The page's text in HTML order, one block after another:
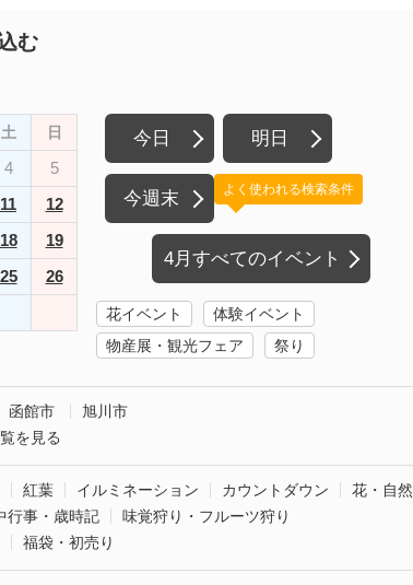
む
土 日
4
5
11
12
18
19
25
26
今日 明日
今週末
4月すべてのイベント
よく使われる検索条件
花イベント
体験イベント
物産展・観光フェア
祭り
函館市
旭川市
を見る
紅葉 イルミネーション カウントダウン
花・自然
行事・歳時記
味覚狩り・フルーツ狩り
福袋・初売り